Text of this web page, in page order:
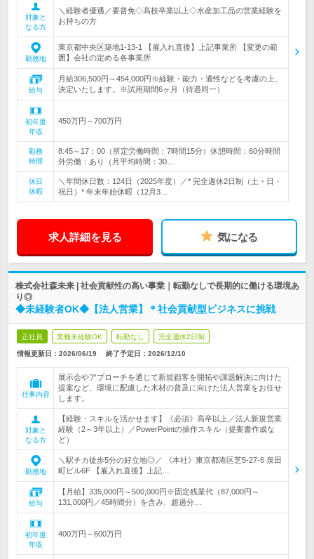
対象と
なる方
＼経験者優遇／要普免◇高校卒業以上◇水産加工品の営業経験を
お持ちの方
勤務地
東京都中央区築地1-13-1 【雇入れ直後】上記事業所 【変更の範
囲】会社の定める各事業所
給与
月給306,500円～454,000円※経験・能力・適性などを考慮の上、
決定いたします。※試用期間6ヶ月（待遇同一）
初年度
年収
450万円～700万円
勤務
時間
8:45～17：00（所定労働時間：7時間15分）休憩時間：60分時間
外労働：あり（月平均時間：30…
休日
休暇
＼年間休日数：124日（2025年度）／* 完全週休2日制（土・日・
祝日）* 年末年始休暇（12月3…
求人詳細を見る 気になる
株式会社森未来 | 社会貢献性の高い事業｜転勤なしで長期的に働ける環境あ
り◎
◆未経験者OK◆【法人営業】＊社会貢献型ビジネスに挑戦
正社員 業種未経験OK 転勤なし 完全週休2日制
情報更新日：2026/06/19 終了予定日： 2026/12/10
仕事内容
展示会やアプローチを通じて新規顧客を開拓や課題解決に向けた
提案など、環境に配慮した木材の普及に向けた法人営業をお任せ
します。
対象と
なる方
【経験・スキルを活かせます】《必須》高卒以上／法人新規営業
経験（2～3年以上）／PowerPointの操作スキル（提案書作成な
ど）
勤務地
＼駅チカ徒歩5分の好立地◎／ 《本社》東京都港区芝5-27-6 泉田
町ビル6F 【雇入れ直後】上記…
給与
【月給】335,000円～500,000円※固定残業代（87,000円～
131,000円／45時間分）を含み、超過分…
初年度
年収
400万円～600万円